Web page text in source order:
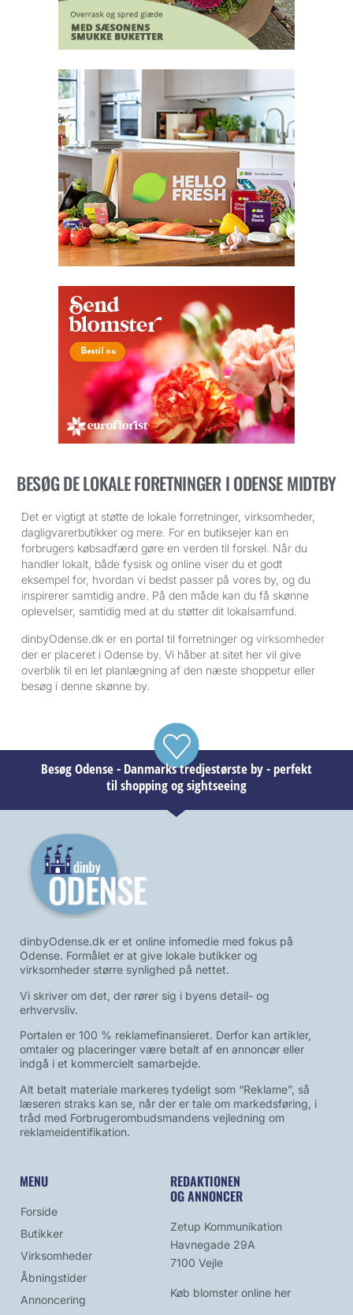
BESØG DE LOKALE FORETNINGER I ODENSE MIDTBY
Det er vigtigt at støtte de lokale forretninger, virksomheder,
dagligvarerbutikker og mere. For en butiksejer kan en
forbrugers købsadfærd gøre en verden til forskel. Når du
handler lokalt, både fysisk og online viser du et godt
eksempel for, hvordan vi bedst passer på vores by, og du
inspirerer samtidig andre. På den måde kan du få skønne
oplevelser, samtidig med at du støtter dit lokalsamfund.
dinbyOdense.dk er en portal til forretninger ogvirksomheder
der er placeret i Odense by. Vi håber at sitet her vil give
overblik til en let planlægning af den næste shoppetur eller
besøg i denne skønne by.
Besøg Odense - Danmarks tredjestørste by - perfekt
til shopping og sightseeing
dinbyOdense.dk er et online infomedie med fokus på
Odense. Formålet er at give lokale butikker og
virksomheder større synlighed på nettet.
Vi skriver om det, der rører sig i byens detail- og
erhvervsliv.
Portalen er 100 % reklamefinansieret. Derfor kan artikler,
omtaler og placeringer være betalt af en annoncør eller
indgå i et kommercielt samarbejde.
Alt betalt materiale markeres tydeligt som “Reklame”, så
læseren straks kan se, når der er tale om markedsføring, i
tråd med Forbrugerombudsmandens vejledning om
reklameidentifikation.
MENU
Forside
Butikker
Virksomheder
Åbningstider
Annoncering
REDAKTIONEN
OG ANNONCER
Zetup Kommunikation
Havnegade 29A
7100 Vejle
Køb blomster online her